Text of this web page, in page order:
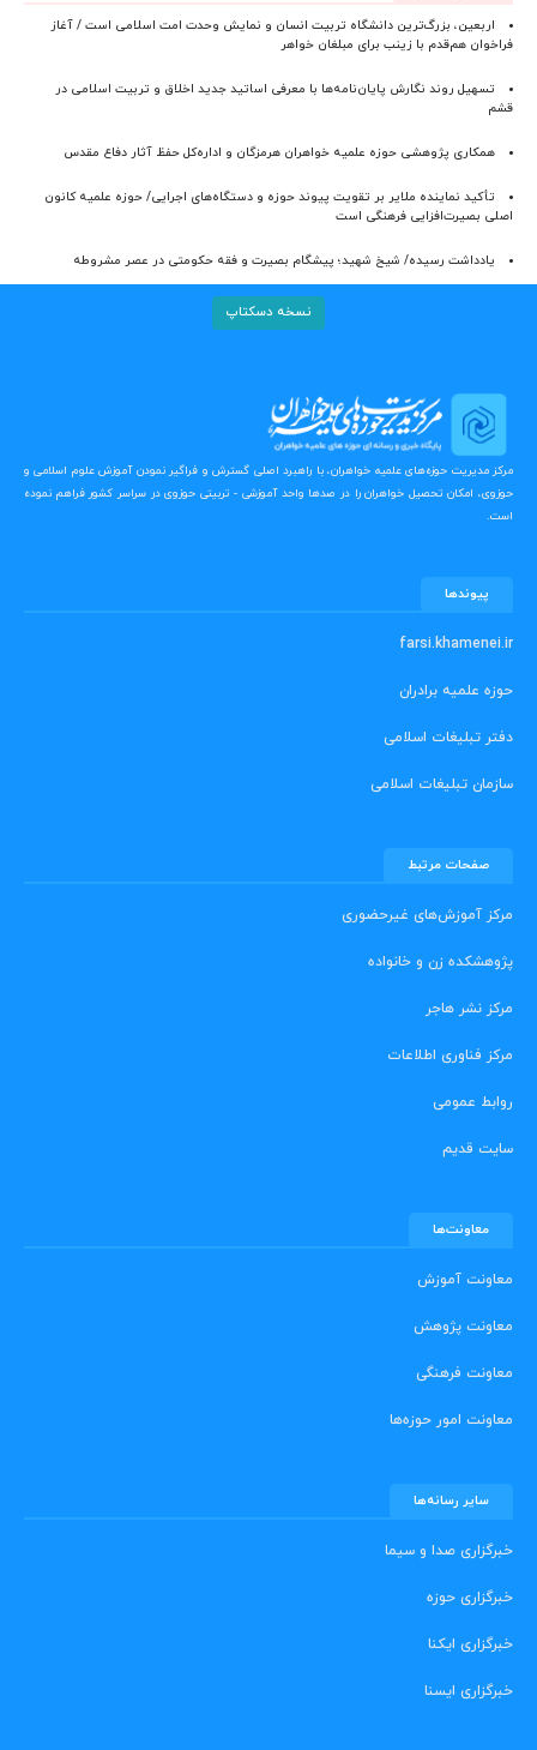
اربعین، بزرگ‌ترین دانشگاه تربیت انسان و نمایش وحدت امت اسلامی است / آغاز
فراخوان هم‌قدم با زینب برای مبلغان خواهر
تسهیل روند نگارش پایان‌نامه‌ها با معرفی اساتید جدید اخلاق و تربیت اسلامی در
قشم
همکاری پژوهشی حوزه علمیه خواهران هرمزگان و اداره‌کل حفظ آثار دفاع مقدس
تأکید نماینده ملایر بر تقویت پیوند حوزه و دستگاه‌های اجرایی/ حوزه علمیه کانون
اصلی بصیرت‌افزایی فرهنگی است
یادداشت رسیده/ شیخ شهید؛ پیشگام بصیرت و فقه حکومتی در عصر مشروطه
نسخه دسکتاپ
مرکز مدیریت حوزه‌های علمیه خواهران، با راهبرد اصلی گسترش و فراگیر نمودن آموزش علوم اسلامی و
حوزوی، امکان تحصیل خواهران را در صدها واحد آموزشی - تربیتی حوزوی در سراسر کشور فراهم نموده
است.
پیوندها
farsi.khamenei.ir
حوزه علمیه برادران
دفتر تبلیغات اسلامی
سازمان تبلیغات اسلامی
صفحات مرتبط
مرکز آموزش‌های غیرحضوری
پژوهشکده زن و خانواده
مرکز نشر هاجر
مرکز فناوری اطلاعات
روابط عمومی
سایت قدیم
معاونت‌ها
معاونت آموزش
معاونت پژوهش
معاونت فرهنگی
معاونت امور حوزه‌ها
سایر رسانه‌ها
خبرگزاری صدا و سیما
خبرگزاری حوزه
خبرگزاری ایکنا
خبرگزاری ایسنا